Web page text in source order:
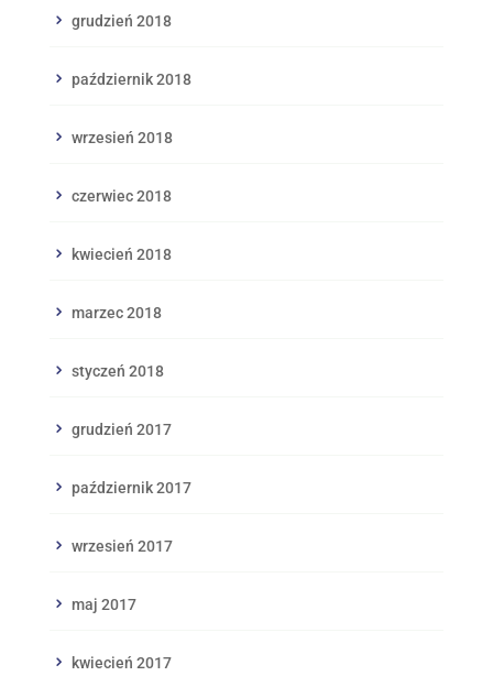
grudzień 2018
październik 2018
wrzesień 2018
czerwiec 2018
kwiecień 2018
marzec 2018
styczeń 2018
grudzień 2017
październik 2017
wrzesień 2017
maj 2017
kwiecień 2017